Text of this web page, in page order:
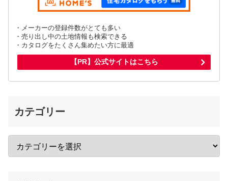
・メーカーの登録件数がとても多い
・売り出し中の土地情報も検索できる
・カタログをたくさん集めたい方に最適
【PR】公式サイトはこちら
カテゴリー